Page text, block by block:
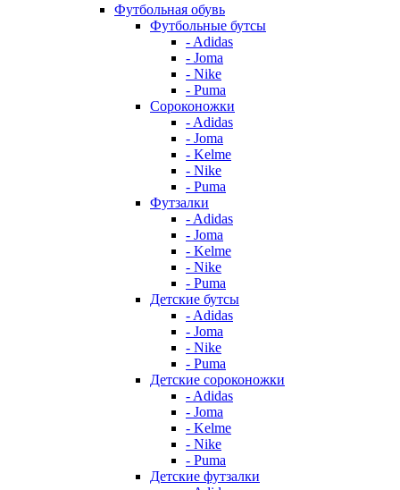
Футбольная обувь
Футбольные бутсы
- Adidas
- Joma
- Nike
- Puma
Сороконожки
- Adidas
- Joma
- Kelme
- Nike
- Puma
Футзалки
- Adidas
- Joma
- Kelme
- Nike
- Puma
Детские бутсы
- Adidas
- Joma
- Nike
- Puma
Детские сороконожки
- Adidas
- Joma
- Kelme
- Nike
- Puma
Детские футзалки